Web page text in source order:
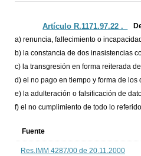
Artículo R.1171.97.22 ._
a) renuncia, fallecimiento o
b) la constancia de dos inasistencias
c) la transgresión en forma reiterada
d) el no pago en tiempo y forma de
e) la adulteración o falsificación de
f) el no cumplimiento de todo lo
Fuente
Res.IMM 4287/00 de 20.11.2000